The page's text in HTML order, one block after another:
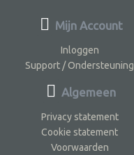
Mijn Account
Inloggen
Support / Ondersteuning
Algemeen
Privacy statement
Cookie statement
Voorwaarden